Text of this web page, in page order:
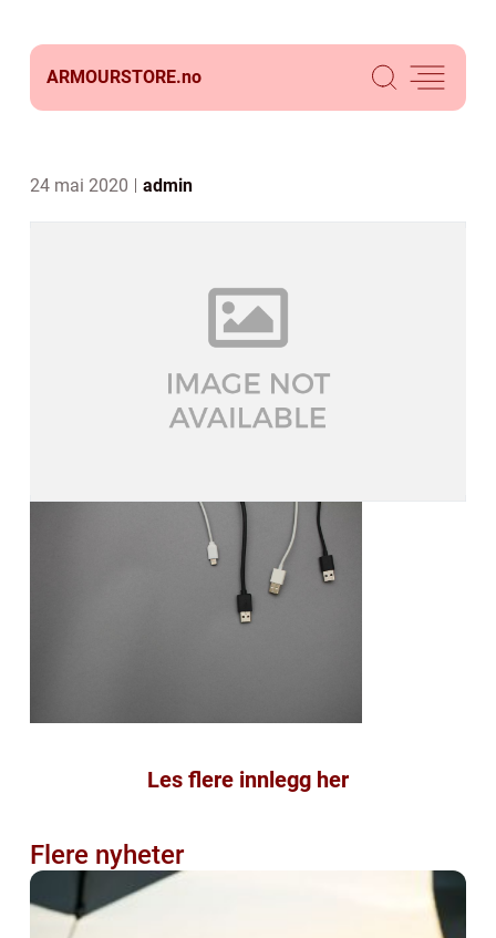
ARMOURSTORE.no
24 mai 2020 admin
Les flere innlegg her
Flere nyheter